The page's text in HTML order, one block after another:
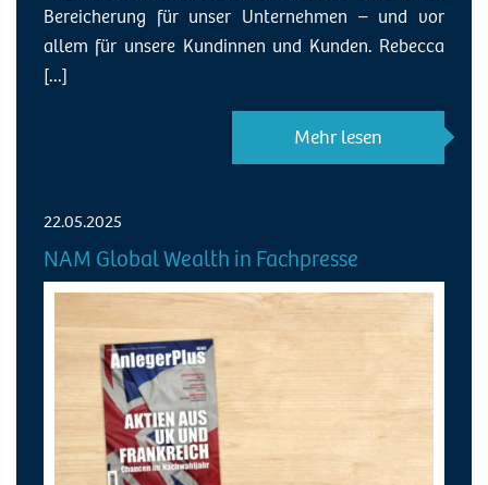
Bereicherung für unser Unternehmen – und vor
allem für unsere Kundinnen und Kunden. Rebecca
[...]
Mehr lesen
22.05.2025
NAM Global Wealth in Fachpresse